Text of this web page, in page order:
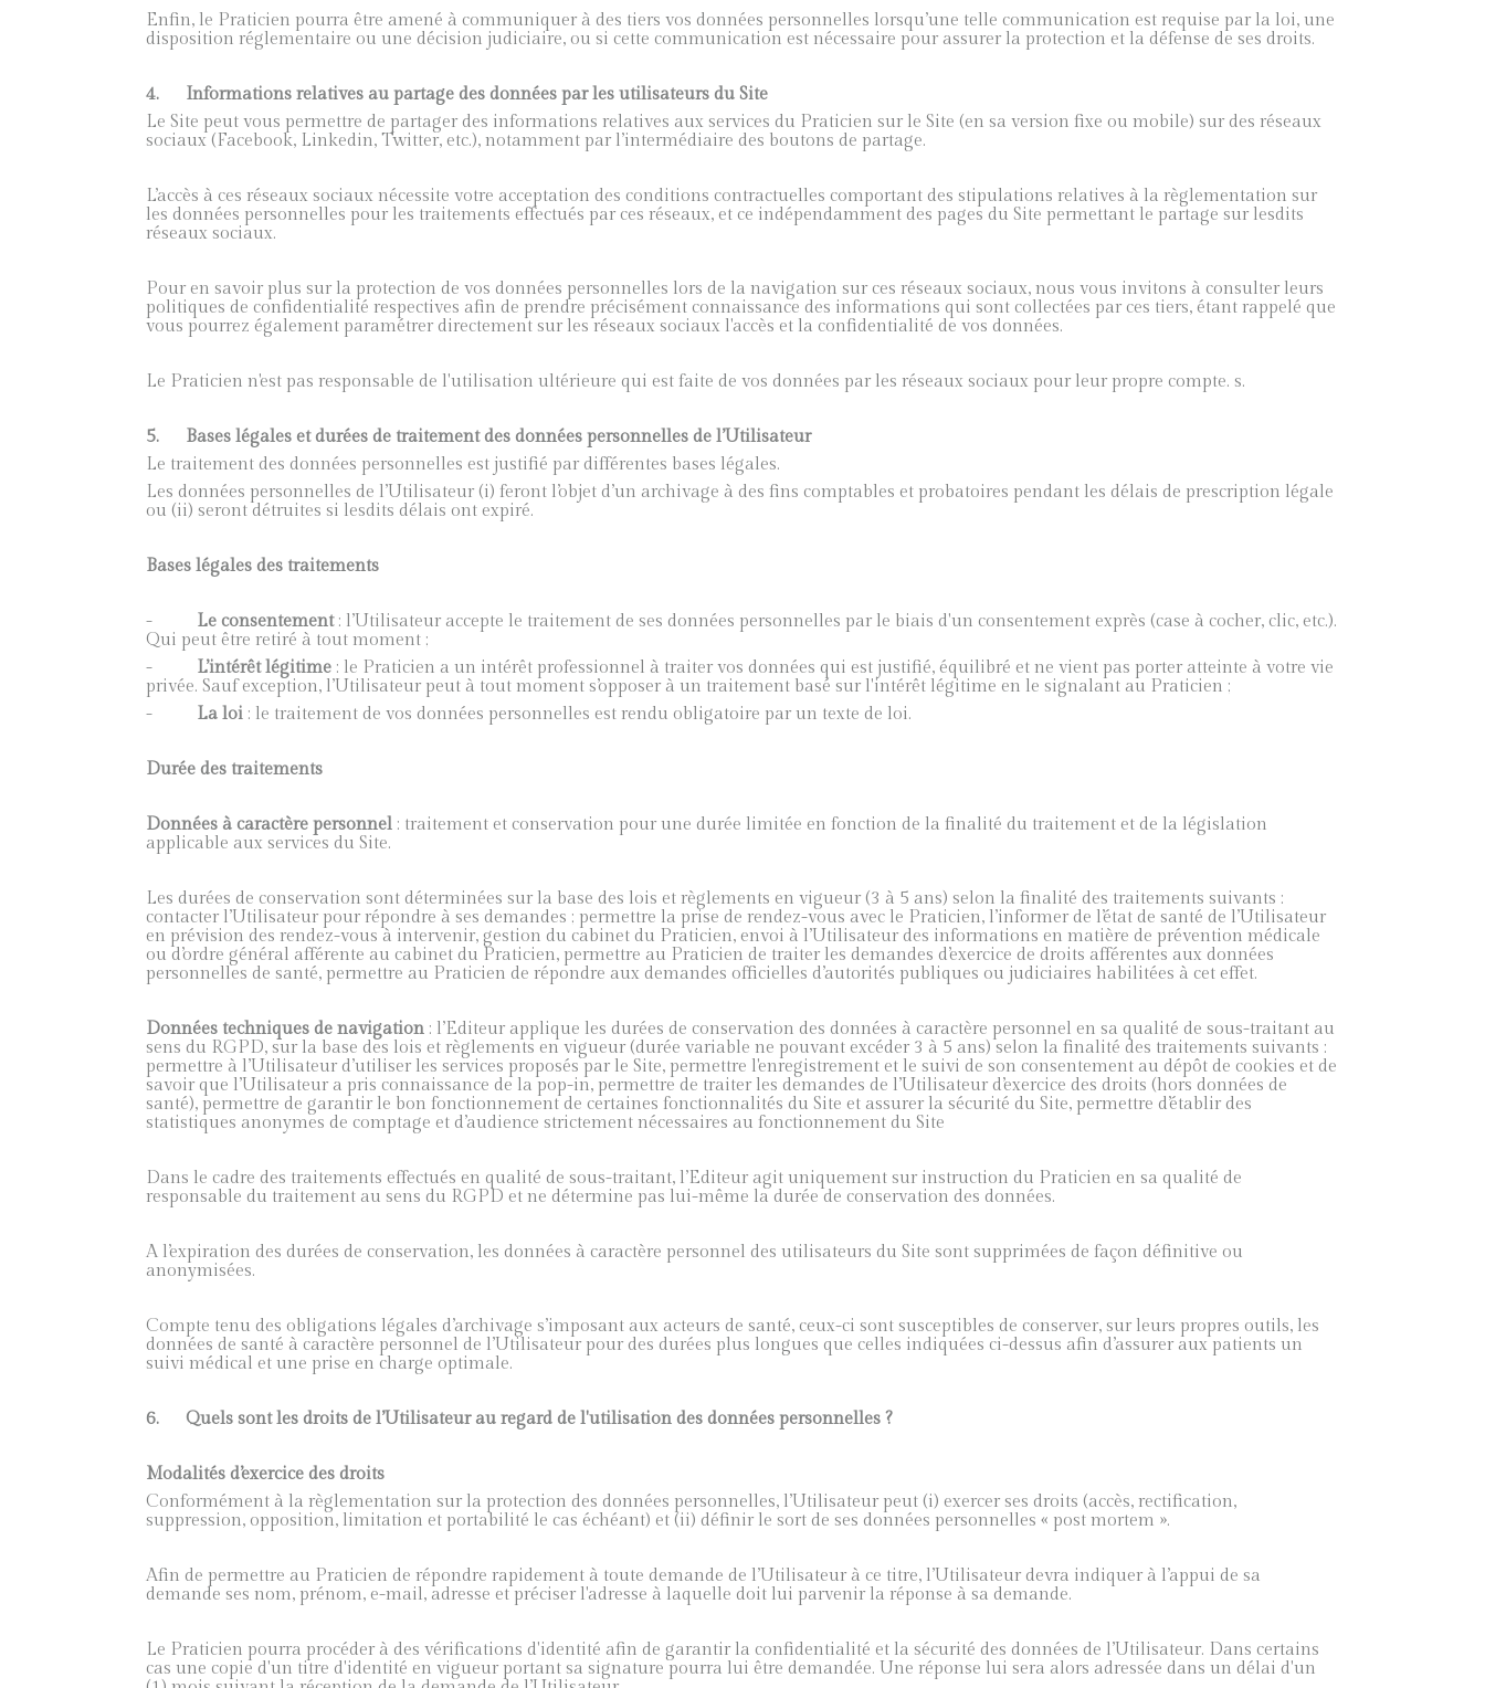
Enfin, le Praticien pourra être amené à communiquer à des tiers vos données personnelles lorsqu’une telle communication est requise par la loi, une
disposition réglementaire ou une décision judiciaire, ou si cette communication est nécessaire pour assurer la protection et la défense de ses droits.
4. Informations relatives au partage des données par les utilisateurs du Site
Le Site peut vous permettre de partager des informations relatives aux services du Praticien sur le Site (en sa version fixe ou mobile) sur des réseaux
sociaux (Facebook, Linkedin, Twitter, etc.), notamment par l’intermédiaire des boutons de partage.
L’accès à ces réseaux sociaux nécessite votre acceptation des conditions contractuelles comportant des stipulations relatives à la règlementation sur
les données personnelles pour les traitements effectués par ces réseaux, et ce indépendamment des pages du Site permettant le partage sur lesdits
réseaux sociaux.
Pour en savoir plus sur la protection de vos données personnelles lors de la navigation sur ces réseaux sociaux, nous vous invitons à consulter leurs
politiques de confidentialité respectives afin de prendre précisément connaissance des informations qui sont collectées par ces tiers, étant rappelé que
vous pourrez également paramétrer directement sur les réseaux sociaux l'accès et la confidentialité de vos données.
Le Praticien n'est pas responsable de l'utilisation ultérieure qui est faite de vos données par les réseaux sociaux pour leur propre compte. s.
5. Bases légales et durées de traitement des données personnelles de l’Utilisateur
Le traitement des données personnelles est justifié par différentes bases légales.
Les données personnelles de l’Utilisateur (i) feront l’objet d’un archivage à des fins comptables et probatoires pendant les délais de prescription légale
ou (ii) seront détruites si lesdits délais ont expiré.
Bases légales des traitements
- Le consentement: l’Utilisateur accepte le traitement de ses données personnelles par le biais d'un consentement exprès (case à cocher, clic, etc.).
Qui peut être retiré à tout moment ;
- L’intérêt légitime : le Praticien a un intérêt professionnel à traiter vos données qui est justifié, équilibré et ne vient pas porter atteinte à votre vie
privée. Sauf exception, l’Utilisateur peut à tout moment s’opposer à un traitement basé sur l'intérêt légitime en le signalant au Praticien ;
- La loi : le traitement de vos données personnelles est rendu obligatoire par un texte de loi.
Durée des traitements
Données à caractère personnel : traitement et conservation pour une durée limitée en fonction de la finalité du traitement et de la législation
applicable aux services du Site.
Les durées de conservation sont déterminées sur la base des lois et règlements en vigueur (3 à 5 ans) selon la finalité des traitements suivants :
contacter l’Utilisateur pour répondre à ses demandes ; permettre la prise de rendez-vous avec le Praticien, l’informer de l’état de santé de l’Utilisateur
en prévision des rendez-vous à intervenir, gestion du cabinet du Praticien, envoi à l’Utilisateur des informations en matière de prévention médicale
ou d’ordre général afférente au cabinet du Praticien, permettre au Praticien de traiter les demandes d’exercice de droits afférentes aux données
personnelles de santé, permettre au Praticien de répondre aux demandes officielles d’autorités publiques ou judiciaires habilitées à cet effet.
Données techniques de navigation : l’Editeur applique les durées de conservation des données à caractère personnel en sa qualité de sous-traitant au
sens du RGPD, sur la base des lois et règlements en vigueur (durée variable ne pouvant excéder 3 à 5 ans) selon la finalité des traitements suivants :
permettre à l’Utilisateur d’utiliser les services proposés par le Site, permettre l'enregistrement et le suivi de son consentement au dépôt de cookies et de
savoir que l’Utilisateur a pris connaissance de la pop-in, permettre de traiter les demandes de l’Utilisateur d’exercice des droits (hors données de
santé), permettre de garantir le bon fonctionnement de certaines fonctionnalités du Site et assurer la sécurité du Site, permettre d’établir des
statistiques anonymes de comptage et d’audience strictement nécessaires au fonctionnement du Site
Dans le cadre des traitements effectués en qualité de sous-traitant, l’Editeur agit uniquement sur instruction du Praticien en sa qualité de
responsable du traitement au sens du RGPD et ne détermine pas lui-même la durée de conservation des données.
A l’expiration des durées de conservation, les données à caractère personnel des utilisateurs du Site sont supprimées de façon définitive ou
anonymisées.
Compte tenu des obligations légales d’archivage s’imposant aux acteurs de santé, ceux-ci sont susceptibles de conserver, sur leurs propres outils, les
données de santé à caractère personnel de l’Utilisateur pour des durées plus longues que celles indiquées ci-dessus afin d’assurer aux patients un
suivi médical et une prise en charge optimale.
6. Quels sont les droits de l’Utilisateur au regard de l'utilisation des données personnelles ?
Modalités d’exercice des droits
Conformément à la règlementation sur la protection des données personnelles, l’Utilisateur peut (i) exercer ses droits (accès, rectification,
suppression, opposition, limitation et portabilité le cas échéant) et (ii) définir le sort de ses données personnelles « post mortem ».
Afin de permettre au Praticien de répondre rapidement à toute demande de l’Utilisateur à ce titre, l’Utilisateur devra indiquer à l’appui de sa
demande ses nom, prénom, e-mail, adresse et préciser l'adresse à laquelle doit lui parvenir la réponse à sa demande.
Le Praticien pourra procéder à des vérifications d'identité afin de garantir la confidentialité et la sécurité des données de l’Utilisateur. Dans certains
cas une copie d'un titre d'identité en vigueur portant sa signature pourra lui être demandée. Une réponse lui sera alors adressée dans un délai d'un